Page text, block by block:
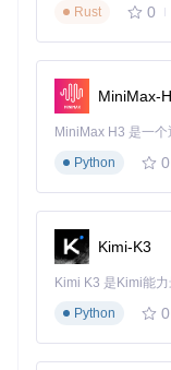
插件类
别
系统工
优化系
游戏增
化
插件管理进阶技巧
：高效管理已
方法：
Rust
0
MiniMax-
Python
0
Kimi-K3
Python
0